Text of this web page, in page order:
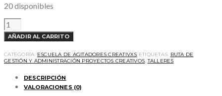
20 disponibles
TALLER
DE
DERECHOS
AUTORIALES
SISTEMAS
DE
REGALIAS
PRÓXIMO
AÑADIR AL CARRITO
CATEGORÍA: ESCUELA DE AGITADORES CREATIVXS ETIQUETAS: RUTA DE
GESTIÓN Y ADMINISTRACIÓN PROYECTOS CREATIVOS ,TALLERES
DESCRIPCIÓN
VALORACIONES (0)